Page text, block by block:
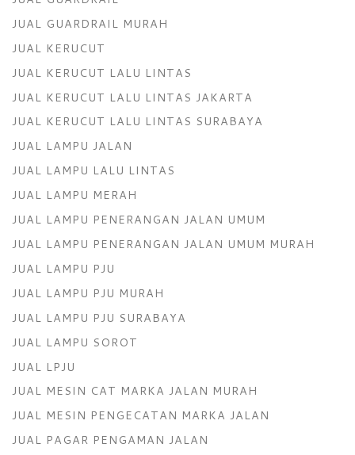
JUAL GUARDRAIL MURAH
JUAL KERUCUT
JUAL KERUCUT LALU LINTAS
JUAL KERUCUT LALU LINTAS JAKARTA
JUAL KERUCUT LALU LINTAS SURABAYA
JUAL LAMPU JALAN
JUAL LAMPU LALU LINTAS
JUAL LAMPU MERAH
JUAL LAMPU PENERANGAN JALAN UMUM
JUAL LAMPU PENERANGAN JALAN UMUM MURAH
JUAL LAMPU PJU
JUAL LAMPU PJU MURAH
JUAL LAMPU PJU SURABAYA
JUAL LAMPU SOROT
JUAL LPJU
JUAL MESIN CAT MARKA JALAN MURAH
JUAL MESIN PENGECATAN MARKA JALAN
JUAL PAGAR PENGAMAN JALAN